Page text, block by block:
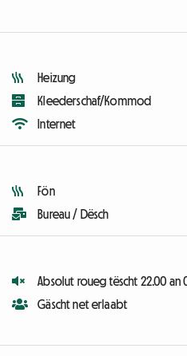
Heizung
Kleederschaf/Kommod
Internet
Fön
Bureau / Dësch
Absolut roueg tëscht 22.00 an
Gäscht net erlaabt